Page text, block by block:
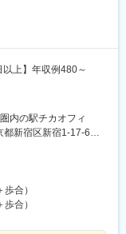
以上】年収例480～
内の駅チカオフィ
都新宿区新宿1-17-6
宿御苑前駅」3番出口
新宿駅」徒歩15分程
合）
合）